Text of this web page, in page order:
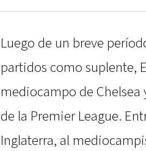
Luego de un breve
partidos como suplente,
mediocampo de Chelsea
de la Premier League.
Inglaterra, al